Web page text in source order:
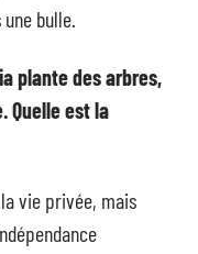
bulle.
plante des arbres,
Quelle est la
la vie privée, mais